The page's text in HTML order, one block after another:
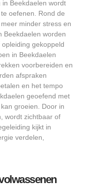
Beekdaelen wordt
oefenen. Rond de
minder stress en
Beekdaelen worden
gekoppeld
in Beekdaelen
voorbereiden en
afspraken
en het tempo
geoefend met
groeien. Door in
wordt zichtbaar of
kijkt in
verdelen,